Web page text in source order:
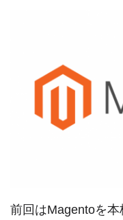
前回はMagentoを